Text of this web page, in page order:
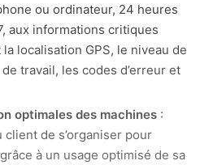
ou ordinateur, 24 heures
aux informations critiques
localisation GPS, le niveau de
travail, les codes d’erreur et
optimales des machines :
client de s’organiser pour
à un usage optimisé de sa